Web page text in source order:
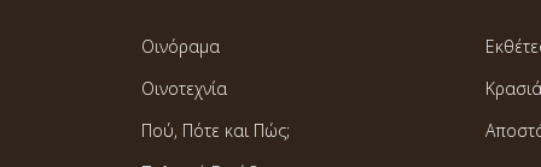
Οινόραμα
Οινοτεχνία
Πού, Πότε και Πώς;
Κρασιά